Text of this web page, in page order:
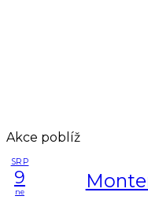
Akce poblíž
SRP
9
ne